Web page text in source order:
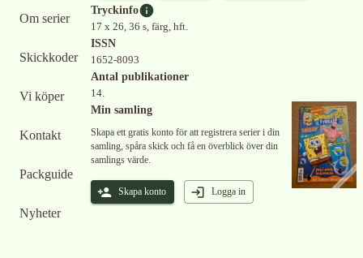
Om serier
Skickkoder
Vi köper
Kontakt
Packguide
Nyheter
Tryckinfo
17 x 26, 36 s, färg, hft.
ISSN
1652-8093
Antal publikationer
14.
Min samling
Skapa ett gratis konto för att registrera serier i din
samling, spåra skick och få en överblick över din
samlings värde.
Skapa konto Logga in